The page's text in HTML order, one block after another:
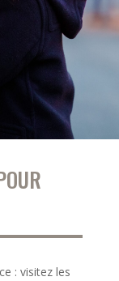
: visitez les